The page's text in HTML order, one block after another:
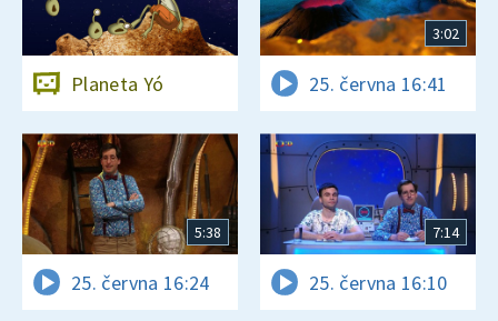
Planeta Yó
3:02
25. června 16:41
5:38
25. června 16:24
7:14
25. června 16:10